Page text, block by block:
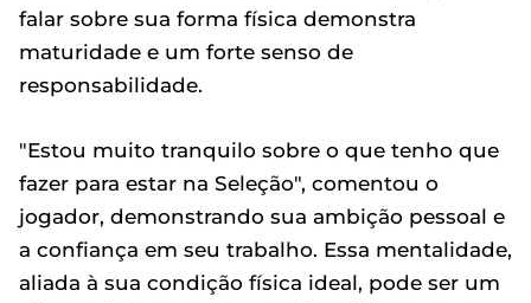
falar sobre sua forma física demonstra
maturidade e um forte senso de
responsabilidade.
"Estou muito tranquilo sobre o que tenho que
fazer para estar na Seleção", comentou o
jogador, demonstrando sua ambição pessoal e
a confiança em seu trabalho. Essa mentalidade,
aliada à sua condição física ideal, pode ser um